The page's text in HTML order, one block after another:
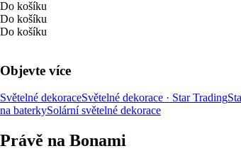
Do košíku
Do košíku
Do košíku
Objevte více
Světelné dekoraceSvětelné dekorace · Star Trading
na baterkySolární světelné dekorace
Právě na Bonami